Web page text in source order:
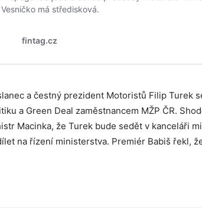
a čestný prezident Motoristů Filip Turek
a Green Deal zaměstnancem MŽP ČR.
Macinka, že Turek bude sedět v kanceláři
na řízení ministerstva. Premiér Babiš řekl,